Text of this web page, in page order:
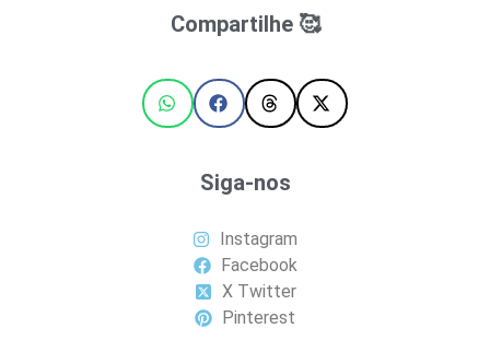
Compartilhe 🥰
Siga-nos
Instagram
Facebook
X Twitter
Pinterest